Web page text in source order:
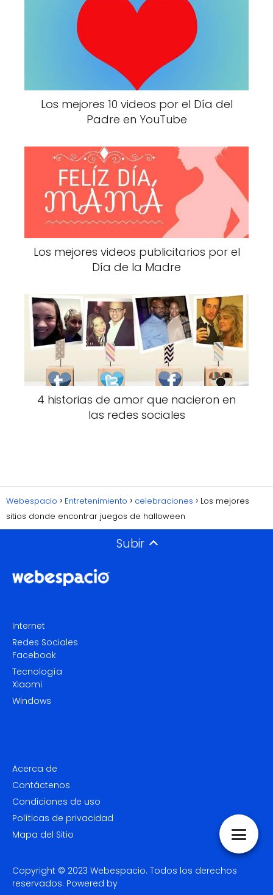
Los mejores 10 videos por el Día del
Padre en YouTube
Los mejores videos publicitarios por el
Día de la Madre
4 historias de amor que nacieron en
las redes sociales
Webespacio Entretenimiento celebraciones
Los mejores
sitios donde encontrar juegos de halloween
Subir
Internet
Redes Sociales
Facebook
Tecnología
Xiaomi
Windows
Acerca de
Contáctenos
Condiciones de uso
Políticas de privacidad
Mapa del Sitio
Copyright © 2023 Webespacio. Todos los derechos
reservados. Powered by